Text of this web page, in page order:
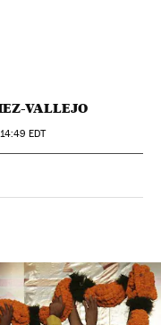
VALLEJO
EDT